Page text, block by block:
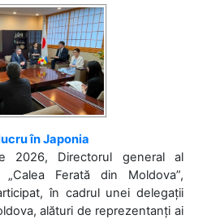
în Japonia
2026, Directorul general al
Ferată din Moldova”,
în cadrul unei delegații
alături de reprezentanți ai